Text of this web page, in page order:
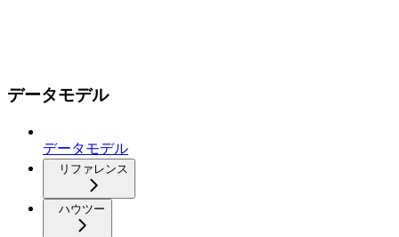
データモデル
データモデル
リファレンス
ハウツー